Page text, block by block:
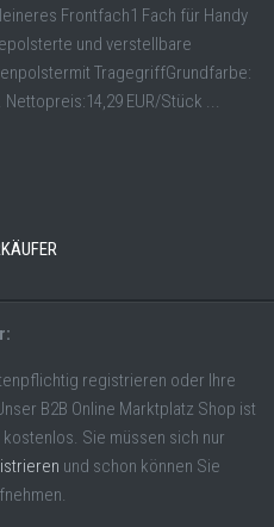
Frontfach1 Fach für Handy
und verstellbare
TragegriffGrundfarbe:
EUR/Stück ...
registrieren oder Ihre
B2B Online Marktplatz Shop ist
Sie müssen sich nur
und schon können Sie